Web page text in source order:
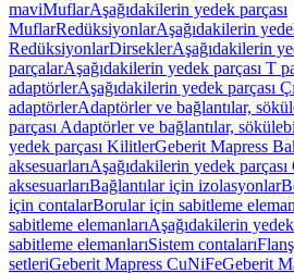
maviMuflarAşağıdakilerin yedek parçası
MuflarRedüksiyonlarAşağıdakilerin
RedüksiyonlarDirseklerAşağıdakilerin
parçalarAşağıdakilerin yedek parçası T
adaptörlerAşağıdakilerin yedek parçası
adaptörlerAdaptörler ve bağlantılar,
parçası Adaptörler ve bağlantılar,
yedek parçası KilitlerGeberit Mapress
aksesuarlarıAşağıdakilerin yedek
aksesuarlarıBağlantılar için izolasyonlar
için contalarBorular için sabitleme
sabitleme elemanlarıAşağıdakilerin
sabitleme elemanlarıSistem contaları
setleriGeberit Mapress CuNiFeGeberit